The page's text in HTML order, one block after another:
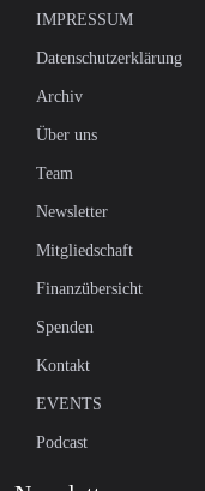
IMPRESSUM
Datenschutzerklärung
Archiv
Über uns
Team
Newsletter
Mitgliedschaft
Finanzübersicht
Spenden
Kontakt
EVENTS
Podcast